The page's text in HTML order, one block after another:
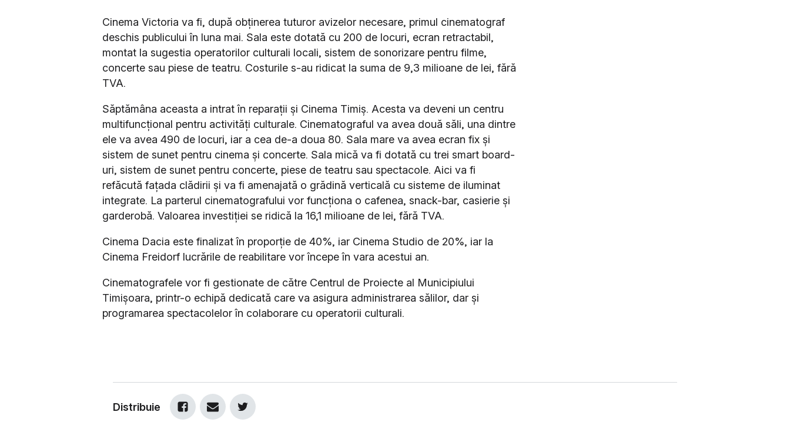
Cinema Victoria va fi, după obținerea tuturor avizelor necesare, primul cinematograf
deschis publicului în luna mai. Sala este dotată cu 200 de locuri, ecran retractabil,
montat la sugestia operatorilor culturali locali, sistem de sonorizare pentru filme,
concerte sau piese de teatru. Costurile s-au ridicat la suma de 9,3 milioane de lei, fără
TVA.
Săptămâna aceasta a intrat în reparații și Cinema Timiș. Acesta va deveni un centru
multifuncțional pentru activități culturale. Cinematograful va avea două săli, una dintre
ele va avea 490 de locuri, iar a cea de-a doua 80. Sala mare va avea ecran fix și
sistem de sunet pentru cinema și concerte. Sala mică va fi dotată cu trei smart board-
uri, sistem de sunet pentru concerte, piese de teatru sau spectacole. Aici va fi
refăcută fațada clădirii și va fi amenajată o grădină verticală cu sisteme de iluminat
integrate. La parterul cinematografului vor funcționa o cafenea, snack-bar, casierie și
garderobă. Valoarea investiției se ridică la 16,1 milioane de lei, fără TVA.
Cinema Dacia este finalizat în proporție de 40%, iar Cinema Studio de 20%, iar la
Cinema Freidorf lucrările de reabilitare vor începe în vara acestui an.
Cinematografele vor fi gestionate de către Centrul de Proiecte al Municipiului
Timișoara, printr-o echipă dedicată care va asigura administrarea sălilor, dar și
programarea spectacolelor în colaborare cu operatorii culturali.
Distribuie